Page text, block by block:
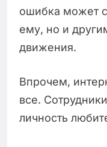
ошибка может
ему, но и
движения.
Впрочем,
все.
личность